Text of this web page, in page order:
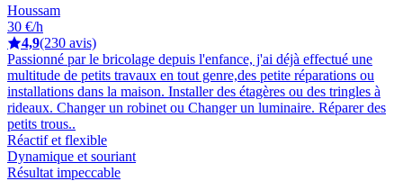
Houssam
30 €/h
4,9(230 avis)
Passionné par le bricolage depuis l'enfance, j'ai déjà effectué une
multitude de petits travaux en tout genre,des petite réparations ou
installations dans la maison. Installer des étagères ou des tringles à
rideaux. Changer un robinet ou Changer un luminaire. Réparer des
petits trous..
Réactif et flexible
Dynamique et souriant
Résultat impeccable